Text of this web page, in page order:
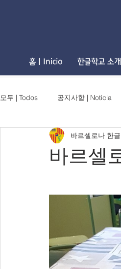
홈 | Inicio 한글학교 소
모두 | Todos 공지사항 | Noticia
바르셀
바르셀로나 한